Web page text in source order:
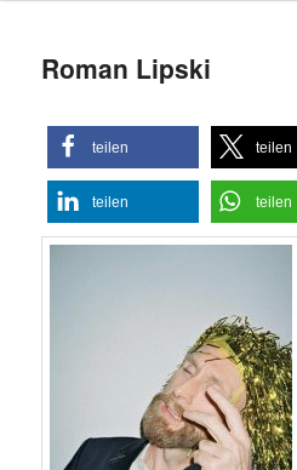
Roman Lipski
teilen teilen
teilen teilen